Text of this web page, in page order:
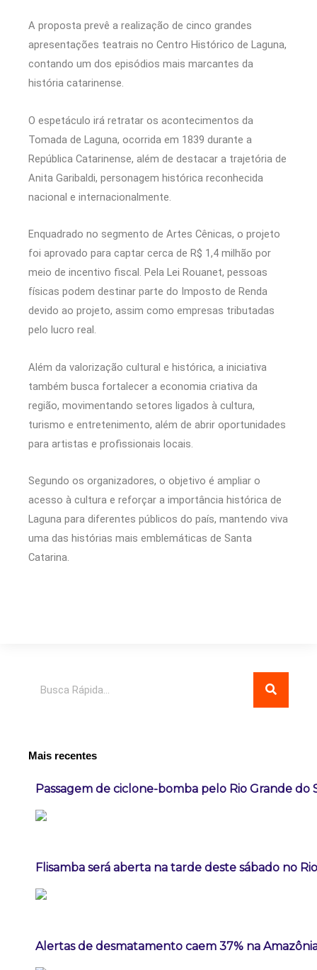
A proposta prevê a realização de cinco grandes
apresentações teatrais no Centro Histórico de Laguna,
contando um dos episódios mais marcantes da
história catarinense.
O espetáculo irá retratar os acontecimentos da
Tomada de Laguna, ocorrida em 1839 durante a
República Catarinense, além de destacar a trajetória de
Anita Garibaldi, personagem histórica reconhecida
nacional e internacionalmente.
Enquadrado no segmento de Artes Cênicas, o projeto
foi aprovado para captar cerca de R$ 1,4 milhão por
meio de incentivo fiscal. Pela Lei Rouanet, pessoas
físicas podem destinar parte do Imposto de Renda
devido ao projeto, assim como empresas tributadas
pelo lucro real.
Além da valorização cultural e histórica, a iniciativa
também busca fortalecer a economia criativa da
região, movimentando setores ligados à cultura,
turismo e entretenimento, além de abrir oportunidades
para artistas e profissionais locais.
Segundo os organizadores, o objetivo é ampliar o
acesso à cultura e reforçar a importância histórica de
Laguna para diferentes públicos do país, mantendo viva
uma das histórias mais emblemáticas de Santa
Catarina.
Mais recentes
Passagem de ciclone-bomba pelo Rio Grande
Flisamba será aberta na tarde deste sábado no
Alertas de desmatamento caem 37% na